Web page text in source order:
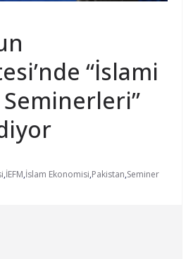
“İslami
,İEFM,İslam Ekonomisi,Pakistan,Seminer